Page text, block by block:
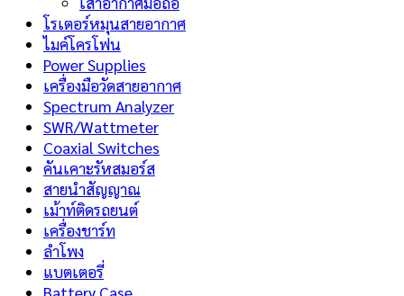
โรเตอร์หมุนสายอากาศ
ไมค์โครโฟน
Power Supplies
เครื่องมือวัดสายอากาศ
Spectrum Analyzer
SWR/Wattmeter
Coaxial Switches
คันเคาะรัหสมอร์ส
สายนำสัญญาณ
เม้าท์ติดรถยนต์
เครื่องชาร์ท
ลำโพง
แบตเตอรี่
Battery Case